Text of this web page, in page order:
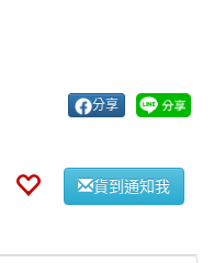
分享
貨到通知我